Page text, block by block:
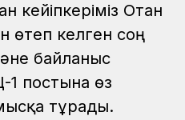
кейіпкеріміз Отан
өтеп келген соң
байланыс
постына өз
тұрады.